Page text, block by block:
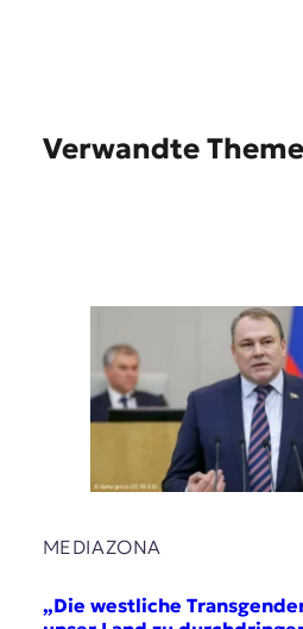
Verwandte
MEDIAZONA
„Die westliche